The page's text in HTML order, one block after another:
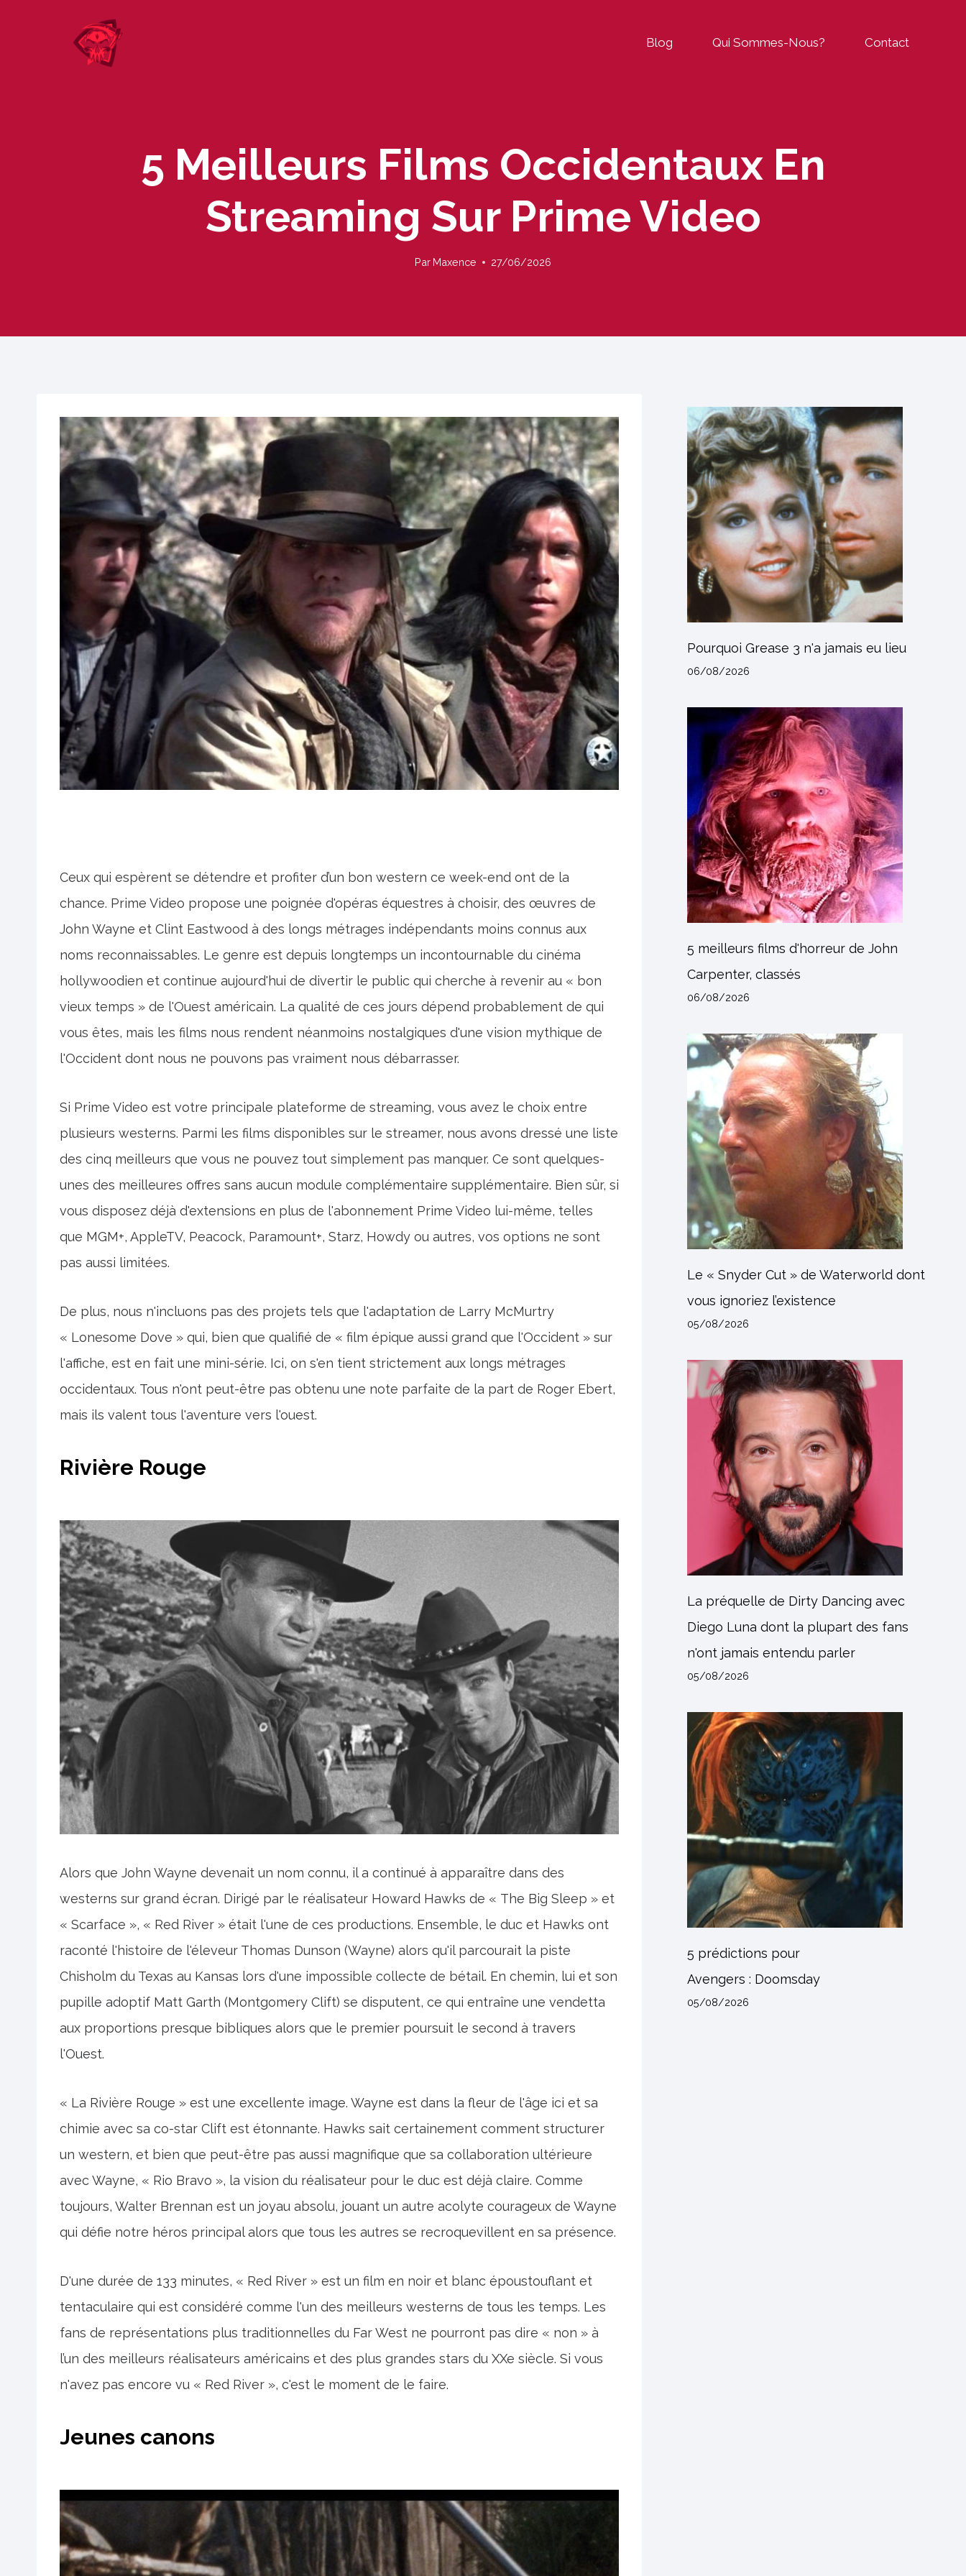
Blog Qui Sommes-Nous? Contact
5 Meilleurs Films Occidentaux En
Streaming Sur Prime Video
Par Maxence 27/06/2026
Ceux qui espèrent se détendre et profiter d’un bon western ce week-end ont de la
chance. Prime Video propose une poignée d'opéras équestres à choisir, des œuvres de
John Wayne et Clint Eastwood à des longs métrages indépendants moins connus aux
noms reconnaissables. Le genre est depuis longtemps un incontournable du cinéma
hollywoodien et continue aujourd'hui de divertir le public qui cherche à revenir au « bon
vieux temps » de l'Ouest américain. La qualité de ces jours dépend probablement de qui
vous êtes, mais les films nous rendent néanmoins nostalgiques d'une vision mythique de
l'Occident dont nous ne pouvons pas vraiment nous débarrasser.
Si Prime Video est votre principale plateforme de streaming, vous avez le choix entre
plusieurs westerns. Parmi les films disponibles sur le streamer, nous avons dressé une liste
des cinq meilleurs que vous ne pouvez tout simplement pas manquer. Ce sont quelques-
unes des meilleures offres sans aucun module complémentaire supplémentaire. Bien sûr, si
vous disposez déjà d'extensions en plus de l'abonnement Prime Video lui-même, telles
que MGM+, AppleTV, Peacock, Paramount+, Starz, Howdy ou autres, vos options ne sont
pas aussi limitées.
De plus, nous n'incluons pas des projets tels que l'adaptation de Larry McMurtry
« Lonesome Dove » qui, bien que qualifié de « film épique aussi grand que l'Occident » sur
l'affiche, est en fait une mini-série. Ici, on s'en tient strictement aux longs métrages
occidentaux. Tous n'ont peut-être pas obtenu une note parfaite de la part de Roger Ebert,
mais ils valent tous l'aventure vers l'ouest.
Rivière Rouge
Alors que John Wayne devenait un nom connu, il a continué à apparaître dans des
westerns sur grand écran. Dirigé par le réalisateur Howard Hawks de « The Big Sleep » et
« Scarface », « Red River » était l'une de ces productions. Ensemble, le duc et Hawks ont
raconté l'histoire de l'éleveur Thomas Dunson (Wayne) alors qu'il parcourait la piste
Chisholm du Texas au Kansas lors d'une impossible collecte de bétail. En chemin, lui et son
pupille adoptif Matt Garth (Montgomery Clift) se disputent, ce qui entraîne une vendetta
aux proportions presque bibliques alors que le premier poursuit le second à travers
l'Ouest.
« La Rivière Rouge » est une excellente image. Wayne est dans la fleur de l'âge ici et sa
chimie avec sa co-star Clift est étonnante. Hawks sait certainement comment structurer
un western, et bien que peut-être pas aussi magnifique que sa collaboration ultérieure
avec Wayne, « Rio Bravo », la vision du réalisateur pour le duc est déjà claire. Comme
toujours, Walter Brennan est un joyau absolu, jouant un autre acolyte courageux de Wayne
qui défie notre héros principal alors que tous les autres se recroquevillent en sa présence.
D'une durée de 133 minutes, « Red River » est un film en noir et blanc époustouflant et
tentaculaire qui est considéré comme l'un des meilleurs westerns de tous les temps. Les
fans de représentations plus traditionnelles du Far West ne pourront pas dire « non » à
l’un des meilleurs réalisateurs américains et des plus grandes stars du XXe siècle. Si vous
n'avez pas encore vu « Red River », c'est le moment de le faire.
Jeunes canons
Pourquoi Grease 3 n'a jamais eu lieu
06/08/2026
5 meilleurs films d'horreur de John
Carpenter, classés
06/08/2026
Le « Snyder Cut » de Waterworld dont
vous ignoriez l’existence
05/08/2026
La préquelle de Dirty Dancing avec
Diego Luna dont la plupart des fans
n'ont jamais entendu parler
05/08/2026
5 prédictions pour
Avengers : Doomsday
05/08/2026